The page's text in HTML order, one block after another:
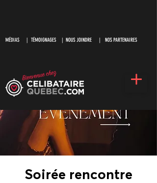
MÉDIAS| TÉMOIGNAGES | NOUS JOINDRE | NOS PARTENAIRES
Soirée rencontre